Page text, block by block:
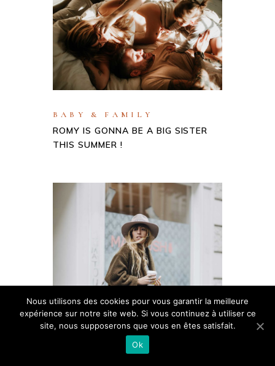
BABY & FAMILY
ROMY IS GONNA BE A BIG SISTER
THIS SUMMER !
Nous utilisons des cookies pour vous garantir la meilleure
expérience sur notre site web. Si vous continuez à utiliser ce
site, nous supposerons que vous en êtes satisfait.
Ok